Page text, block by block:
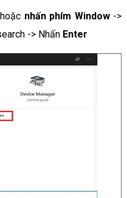
nhấn phím Window->
-> Nhấn Enter